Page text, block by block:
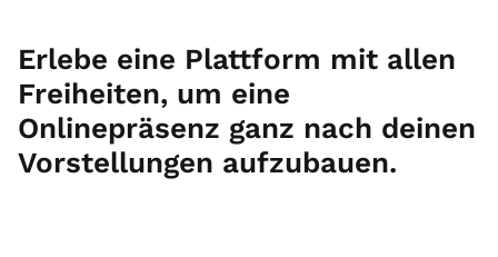
Erlebe eine Plattform mit allen
Freiheiten, um eine
Onlinepräsenz ganz nach deinen
Vorstellungen aufzubauen.